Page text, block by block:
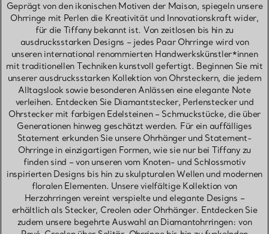
Geprägt von den ikonischen Motiven der Maison, spiegeln unsere
Ohrringe mit Perlen die Kreativität und Innovationskraft wider,
für die Tiffany bekannt ist. Von zeitlosen bis hin zu
ausdrucksstarken Designs – jedes Paar Ohrringe wird von
unseren international renommierten Handwerkskünstler*innen
mit traditionellen Techniken kunstvoll gefertigt. Beginnen Sie mit
unserer ausdrucksstarken Kollektion von Ohrsteckern, die jedem
Alltagslook sowie besonderen Anlässen eine elegante Note
verleihen. Entdecken Sie Diamantstecker, Perlenstecker und
Ohrstecker mit farbigen Edelsteinen – Schmuckstücke, die über
Generationen hinweg geschätzt werden. Für ein auffälliges
Statement erkunden Sie unsere Ohrhänger und Statement-
Ohrringe in einzigartigen Formen, wie sie nur bei Tiffany zu
finden sind – von unseren vom Knoten- und Schlossmotiv
inspirierten Designs bis hin zu skulpturalen Wellen und modernen
floralen Elementen. Unsere vielfältige Kollektion von
Herzohrringen vereint verspielte und elegante Designs –
erhältlich als Stecker, Creolen oder Ohrhänger. Entdecken Sie
zudem unsere begehrte Auswahl an Diamantohrringen: von